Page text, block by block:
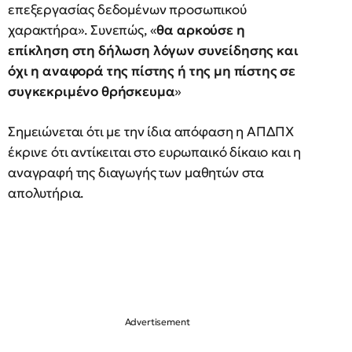
επεξεργασίας δεδοµένων προσωπικού
χαρακτήρα». Συνεπώς, «θα αρκούσε η
επίκληση στη δήλωση λόγων συνείδησης και
όχι η αναφορά της πίστης ή της µη πίστης σε
συγκεκριµένο θρήσκευµα»
Σημειώνεται ότι με την ίδια απόφαση η ΑΠΔΠΧ
έκρινε ότι αντίκειται στο ευρωπαικό δίκαιο και η
αναγραφή της διαγωγής των μαθητών στα
απολυτήρια.